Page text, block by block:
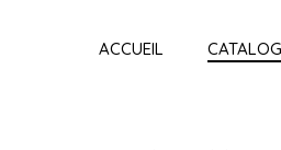
ACCUEIL